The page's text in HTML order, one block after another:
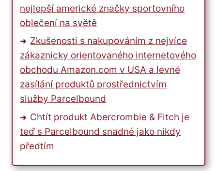
nejlepší americké značky sportovního
oblečení na světě
Zkušenosti s nakupováním z nejvíce
zákaznicky orientovaného internetového
obchodu Amazon.com v USA a levné
zasílání produktů prostřednictvím
služby Parcelbound
Chtít produkt Abercrombie & Fitch je
teď s Parcelbound snadné jako nikdy
předtím